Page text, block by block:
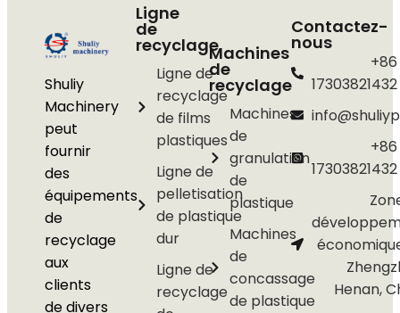
Shuliy
Machinery
peut
fournir
des
équipements
de
recyclage
aux
clients
de divers
Ligne
de
recyclage
Ligne de
recyclage
de films
plastiques
Ligne de
pelletisation
de plastique
dur
Ligne de
recyclage
Machines
de
recyclage
Machines
de
granulation
de
plastique
Machines
de
concassage
de plastique
Contactez-
nous
+86
17303821432
+86
17303821432
Henan,